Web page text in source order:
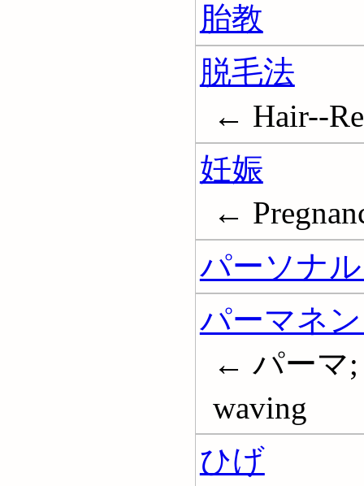
胎教
脱毛法
← Hair--
妊娠
←
パーソナ
パーマネ
← パーマ;
waving
ひげ